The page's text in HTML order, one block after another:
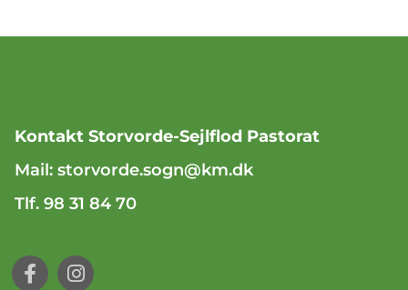
Kontakt Storvorde-Sejlflod Pastorat
Mail: storvorde.sogn@km.dk
Tlf. 98 31 84 70